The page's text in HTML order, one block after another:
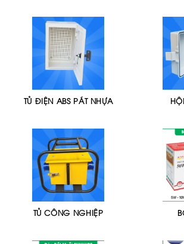
TỦ ĐIỆN ABS PÁT NHỰA
TỦ CÔNG NGHIỆP